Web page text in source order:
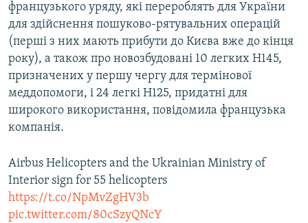
французького уряду, які перероблять для України
для здійснення пошуково-рятувальних операцій
(перші з них мають прибути до Києва вже до кінця
року), а також про новозбудовані 10 легких H145,
призначених у першу чергу для термінової
меддопомоги, і 24 легкі H125, придатні для
широкого використання, повідомила французька
компанія.
Airbus Helicopters and the Ukrainian Ministry of
Interior sign for 55 helicopters
https://t.co/NpMvZgHV3b
pic.twitter.com/80cSzyQNcY